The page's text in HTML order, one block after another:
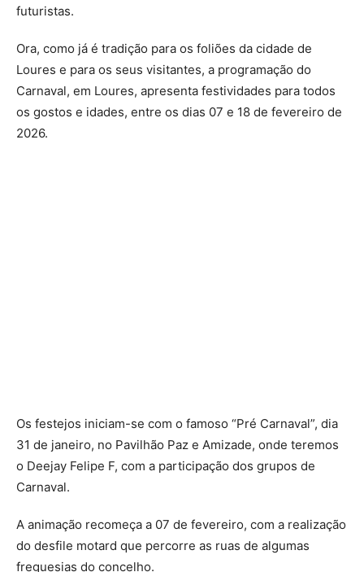
futuristas.
Ora, como já é tradição para os foliões da cidade de
Loures e para os seus visitantes, a programação do
Carnaval, em Loures, apresenta festividades para todos
os gostos e idades, entre os dias 07 e 18 de fevereiro de
2026.
Os festejos iniciam-se com o famoso “Pré Carnaval”, dia
31 de janeiro, no Pavilhão Paz e Amizade, onde teremos
o Deejay Felipe F, com a participação dos grupos de
Carnaval.
A animação recomeça a 07 de fevereiro, com a realização
do desfile motard que percorre as ruas de algumas
freguesias do concelho.